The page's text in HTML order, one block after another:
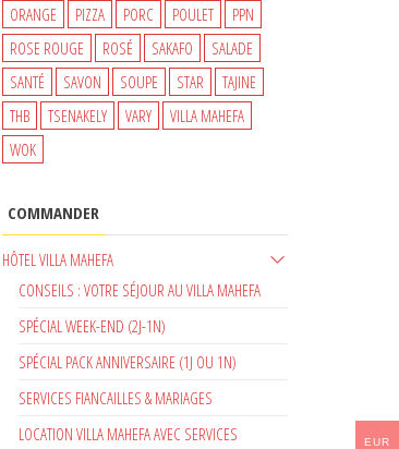
ORANGE
PIZZA PORC POULET
PPN
ROSE ROUGE
ROSÉ SAKAFO
SALADE
SANTÉ
SAVON SOUPE STAR
TAJINE
THB
TSENAKELY VARY
VILLA MAHEFA
WOK
COMMANDER
HÔTEL VILLA MAHEFA
CONSEILS : VOTRE SÉJOUR AU VILLA MAHEFA
SPÉCIAL WEEK-END (2J-1N)
SPÉCIAL PACK ANNIVERSAIRE (1J OU 1N)
SERVICES FIANCAILLES & MARIAGES
LOCATION VILLA MAHEFA AVEC SERVICES
EUR